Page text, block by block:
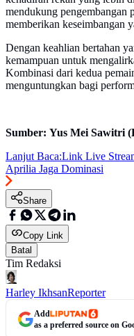
mendukung pengembangan
memberikan keseimbangan
Dengan keahlian bertahan
kemampuan untuk
Kombinasi dari kedua
menguntungkan bagi
Sumber: Yus Mei Sawitri
Lanjut Baca:Link Live
Aprilia Jaga Dominasi
Share
Copy Link
Batal
Tim Redaksi
Harley IkhsanReporter
Add
as a preferred source on